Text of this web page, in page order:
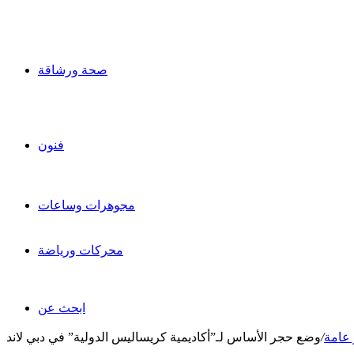
صحة ورشاقة
فنون
مجوهرات وساعات
محركات ورياضة
ابحث عن
عامة/وضع حجر الأساس لـ”أكاديمية كريساليس الدولية” في دبي لاند